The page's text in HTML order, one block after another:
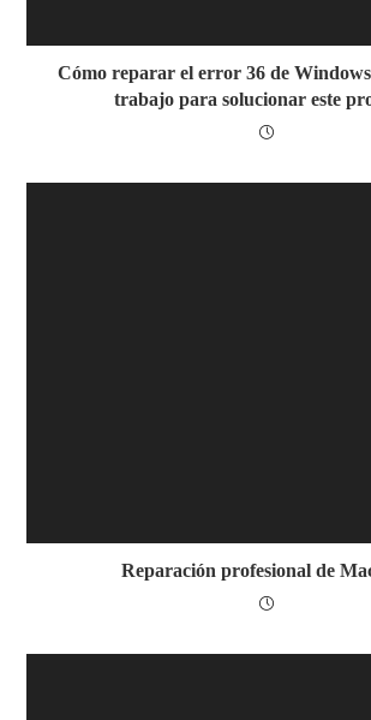
Cómo reparar el error 36 de
trabajo para solucionar este
Reparación profesional de